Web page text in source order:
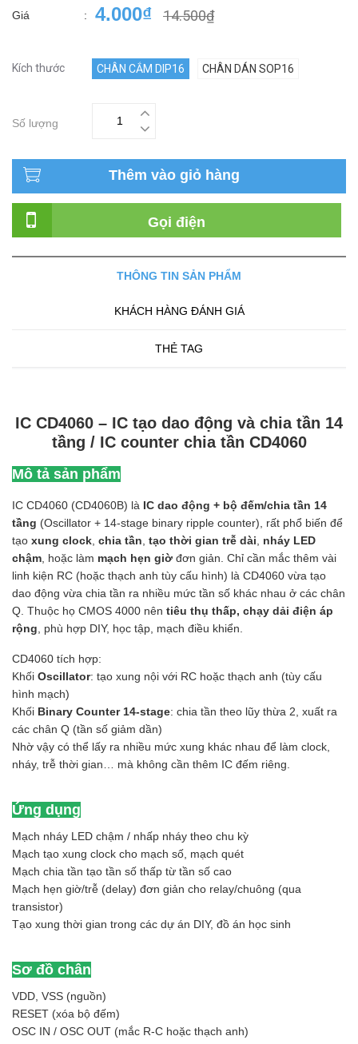
Giá
: 4.000₫ 14.500₫
Kích thước CHÂN CẮM DIP16 CHÂN DÁN SOP16
Số lượng
Thêm vào giỏ hàng
Gọi điện
THÔNG TIN SẢN PHẨM
KHÁCH HÀNG ĐÁNH GIÁ
THẺ TAG
IC CD4060 – IC tạo dao động và chia tần 14
tầng / IC counter chia tần CD4060
Mô tả sản phẩm
IC CD4060 (CD4060B) là IC dao động + bộ đếm/chia tần 14
tầng (Oscillator + 14-stage binary ripple counter), rất phổ biến để
tạo xung clock chia tần tạo thời gian trễ dài
nháy LED
chậm , hoặc làm mạch hẹn giờ đơn giản. Chỉ cần mắc thêm vài
linh kiện RC (hoặc thạch anh tùy cấu hình) là CD4060 vừa tạo
dao động vừa chia tần ra nhiều mức tần số khác nhau ở các chân
Q. Thuộc họ CMOS 4000 nên tiêu thụ thấp, chạy dải điện áp
rộng , phù hợp DIY, học tập, mạch điều khiển.
CD4060 tích hợp:
Khối Oscillator: tạo xung nội với RC hoặc thạch anh (tùy cấu
hình mạch)
Khối Binary Counter 14-stage: chia tần theo lũy thừa 2, xuất ra
các chân Q (tần số giảm dần)
Nhờ vậy có thể lấy ra nhiều mức xung khác nhau để làm clock,
nháy, trễ thời gian… mà không cần thêm IC đếm riêng.
Ứng dụng
Mạch nháy LED chậm / nhấp nháy theo chu kỳ
Mạch tạo xung clock cho mạch số, mạch quét
Mạch chia tần tạo tần số thấp từ tần số cao
Mạch hẹn giờ/trễ (delay) đơn giản cho relay/chuông (qua
transistor)
Tạo xung thời gian trong các dự án DIY, đồ án học sinh
Sơ đồ chân
VDD, VSS (nguồn)
RESET (xóa bộ đếm)
OSC IN / OSC OUT (mắc R-C hoặc thạch anh)